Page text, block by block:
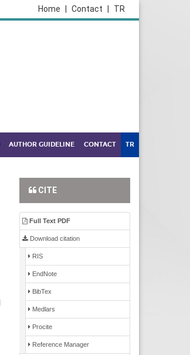
TR
Contact
Home
AUTHOR GUIDELINE CONTACT TR
CITE
Full Text PDF
Download citation
RIS
EndNote
BibTex
Medlars
Procite
Reference Manager